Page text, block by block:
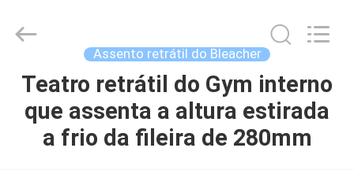
CASA
PRODUTOS
Commercial
Co.,Ltd.
Reserved.
Assento retrátil do Bleacher
Teatro retrátil do Gym interno
que assenta a altura estirada
a frio da fileira de 280mm